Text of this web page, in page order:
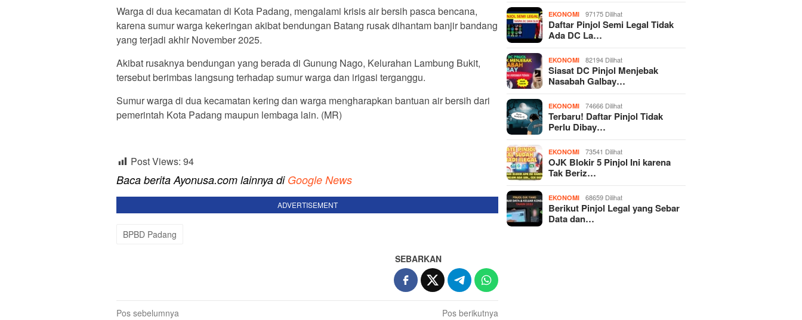
Warga di dua kecamatan di Kota Padang, mengalami krisis air bersih pasca bencana,
karena sumur warga kekeringan akibat bendungan Batang rusak dihantam banjir bandang
yang terjadi akhir November 2025.
Akibat rusaknya bendungan yang berada di Gunung Nago, Kelurahan Lambung Bukit,
tersebut berimbas langsung terhadap sumur warga dan irigasi terganggu.
Sumur warga di dua kecamatan kering dan warga mengharapkan bantuan air bersih dari
pemerintah Kota Padang maupun lembaga lain. (MR)
Post Views: 94
Baca berita Ayonusa.com lainnya di Google News
ADVERTISEMENT
BPBD Padang
SEBARKAN
Navigasi
Pos sebelumnya
Pos berikutnya
EKONOMI 97175 Dilihat
Daftar Pinjol Semi Legal Tidak
Ada DC La…
EKONOMI 82194 Dilihat
Siasat DC Pinjol Menjebak
Nasabah Galbay…
EKONOMI 74666 Dilihat
Terbaru! Daftar Pinjol Tidak
Perlu Dibay…
EKONOMI 73541 Dilihat
OJK Blokir 5 Pinjol Ini karena
Tak Beriz…
EKONOMI 68659 Dilihat
Berikut Pinjol Legal yang Sebar
Data dan…